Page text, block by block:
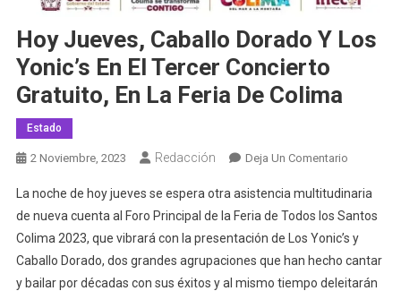
Hoy Jueves, Caballo Dorado Y Los
Yonic’s En El Tercer Concierto
Gratuito, En La Feria De Colima
Estado
2 Noviembre, 2023 Redacción Deja Un ComentarioEn
Jueves,
Caballo
Dorado
Y
Los
La noche de hoy jueves se espera otra asistencia multitudinaria
de nueva cuenta al Foro Principal de la Feria de Todos los Santos
Colima 2023, que vibrará con la presentación de Los Yonic’s y
Caballo Dorado, dos grandes agrupaciones que han hecho cantar
y bailar por décadas con sus éxitos y al mismo tiempo deleitarán